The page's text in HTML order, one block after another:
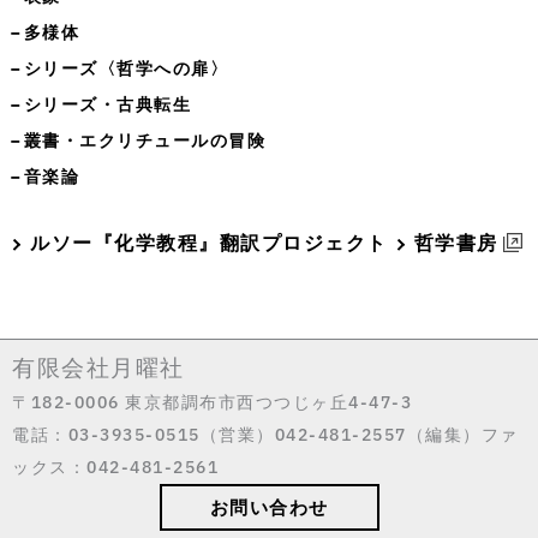
−多様体
−シリーズ〈哲学への扉〉
−シリーズ・古典転生
−叢書・エクリチュールの冒険
−音楽論
ルソー『化学教程』翻訳プロジェクト 哲学書房
有限会社月曜社
〒182-0006 東京都調布市西つつじヶ丘4-47-3
電話：03-3935-0515（営業）042-481-2557（編集）ファ
ックス：042-481-2561
お問い合わせ